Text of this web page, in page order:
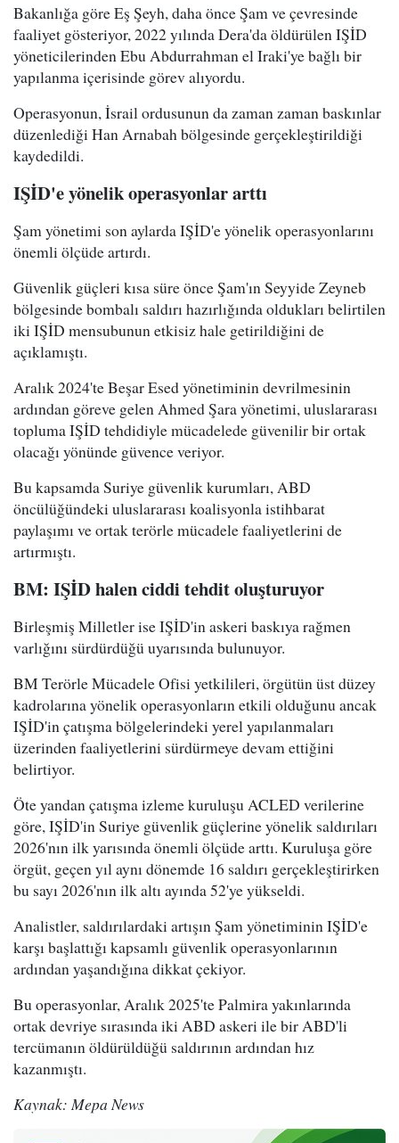
Bakanlığa göre Eş Şeyh, daha önce Şam ve çevresinde
faaliyet gösteriyor, 2022 yılında Dera'da öldürülen IŞİD
yöneticilerinden Ebu Abdurrahman el Iraki'ye bağlı bir
yapılanma içerisinde görev alıyordu.
Operasyonun, İsrail ordusunun da zaman zaman baskınlar
düzenlediği Han Arnabah bölgesinde gerçekleştirildiği
kaydedildi.
IŞİD'e yönelik operasyonlar arttı
Şam yönetimi son aylarda IŞİD'e yönelik operasyonlarını
önemli ölçüde artırdı.
Güvenlik güçleri kısa süre önce Şam'ın Seyyide Zeyneb
bölgesinde bombalı saldırı hazırlığında oldukları belirtilen
iki IŞİD mensubunun etkisiz hale getirildiğini de
açıklamıştı.
Aralık 2024'te Beşar Esed yönetiminin devrilmesinin
ardından göreve gelen Ahmed Şara yönetimi, uluslararası
topluma IŞİD tehdidiyle mücadelede güvenilir bir ortak
olacağı yönünde güvence veriyor.
Bu kapsamda Suriye güvenlik kurumları, ABD
öncülüğündeki uluslararası koalisyonla istihbarat
paylaşımı ve ortak terörle mücadele faaliyetlerini de
artırmıştı.
BM: IŞİD halen ciddi tehdit oluşturuyor
Birleşmiş Milletler ise IŞİD'in askeri baskıya rağmen
varlığını sürdürdüğü uyarısında bulunuyor.
BM Terörle Mücadele Ofisi yetkilileri, örgütün üst düzey
kadrolarına yönelik operasyonların etkili olduğunu ancak
IŞİD'in çatışma bölgelerindeki yerel yapılanmaları
üzerinden faaliyetlerini sürdürmeye devam ettiğini
belirtiyor.
Öte yandan çatışma izleme kuruluşu ACLED verilerine
göre, IŞİD'in Suriye güvenlik güçlerine yönelik saldırıları
2026'nın ilk yarısında önemli ölçüde arttı. Kuruluşa göre
örgüt, geçen yıl aynı dönemde 16 saldırı gerçekleştirirken
bu sayı 2026'nın ilk altı ayında 52'ye yükseldi.
Analistler, saldırılardaki artışın Şam yönetiminin IŞİD'e
karşı başlattığı kapsamlı güvenlik operasyonlarının
ardından yaşandığına dikkat çekiyor.
Bu operasyonlar, Aralık 2025'te Palmira yakınlarında
ortak devriye sırasında iki ABD askeri ile bir ABD'li
tercümanın öldürüldüğü saldırının ardından hız
kazanmıştı.
Kaynak: Mepa News